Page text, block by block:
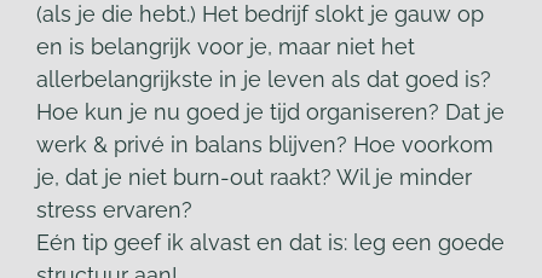
(als je die hebt.) Het bedrijf slokt je gauw op
en is belangrijk voor je, maar niet het
allerbelangrijkste in je leven als dat goed is?
Hoe kun je nu goed je tijd organiseren? Dat je
werk & privé in balans blijven? Hoe voorkom
je, dat je niet burn-out raakt? Wil je minder
stress ervaren?
Eén tip geef ik alvast en dat is: leg een goede